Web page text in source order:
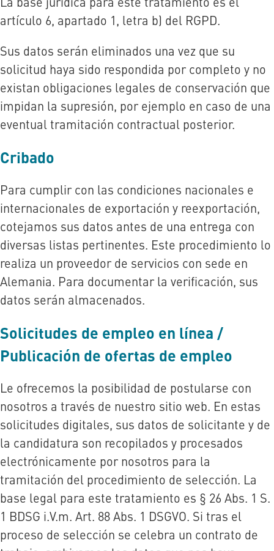
artículo 6, apartado 1, letra b) del RGPD.
Sus datos serán eliminados una vez que su
solicitud haya sido respondida por completo y no
existan obligaciones legales de conservación que
impidan la supresión, por ejemplo en caso de una
eventual tramitación contractual posterior.
Cribado
Para cumplir con las condiciones nacionales e
internacionales de exportación y reexportación,
cotejamos sus datos antes de una entrega con
diversas listas pertinentes. Este procedimiento lo
realiza un proveedor de servicios con sede en
Alemania. Para documentar la verificación, sus
datos serán almacenados.
Solicitudes de empleo en línea /
Publicación de ofertas de empleo
Le ofrecemos la posibilidad de postularse con
nosotros a través de nuestro sitio web. En estas
solicitudes digitales, sus datos de solicitante y de
la candidatura son recopilados y procesados
electrónicamente por nosotros para la
tramitación del procedimiento de selección. La
base legal para este tratamiento es § 26 Abs. 1 S.
1 BDSG i.V.m. Art. 88 Abs. 1 DSGVO. Si tras el
proceso de selección se celebra un contrato de